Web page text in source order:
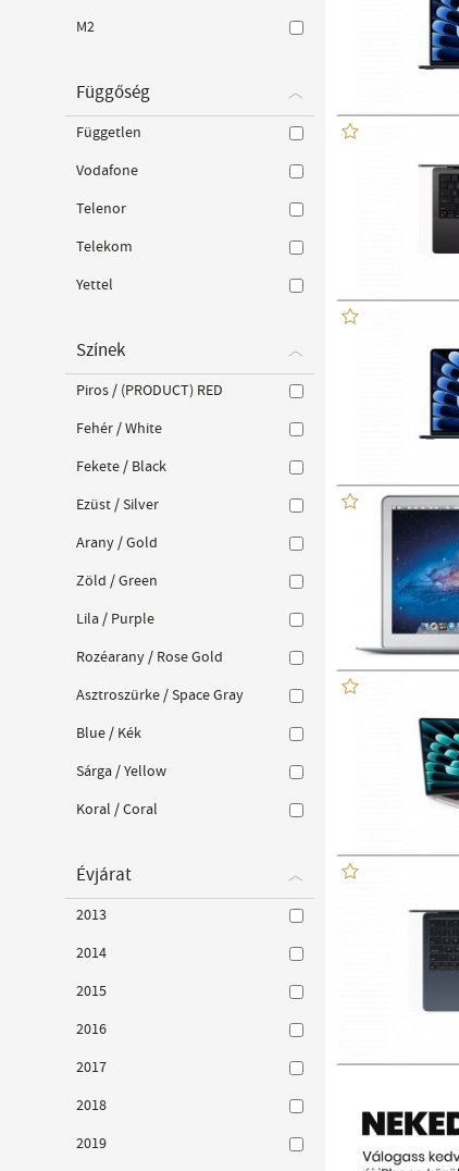
M2
Függőség
Független
Vodafone
Telenor
Telekom
Yettel
Színek
Piros / (PRODUCT) RED
Fehér / White
Fekete / Black
Ezüst / Silver
Arany / Gold
Zöld / Green
Lila / Purple
Rozéarany / Rose Gold
Asztroszürke / Space Gray
Blue / Kék
Sárga / Yellow
Koral / Coral
Évjárat
2013
2014
2015
2016
2017
2018
2019